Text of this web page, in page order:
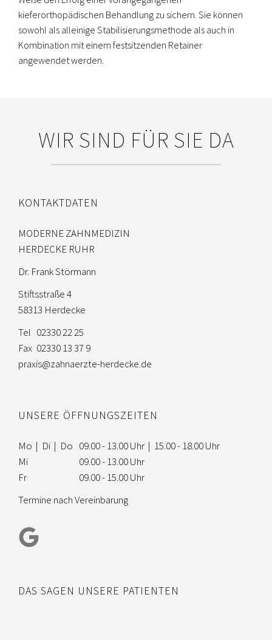
kieferorthopädischen Behandlung zu sichern. Sie können
sowohl als alleinige Stabilisierungsmethode als auch in
Kombination mit einem festsitzenden Retainer
angewendet werden.
WIR SIND FÜR SIE DA
KONTAKTDATEN
MODERNE ZAHNMEDIZIN
HERDECKE RUHR
Dr. Frank Störmann
Stiftsstraße 4
58313 Herdecke
Tel 02330 22 25
Fax 02330 13 37 9
praxis@zahnaerzte-herdecke.de
UNSERE ÖFFNUNGSZEITEN
Mo | Di | Do 09.00 - 13.00 Uhr | 15.00 - 18.00 Uhr
Mi
09.00 - 13.00 Uhr
Fr
09.00 - 15.00 Uhr
Termine nach Vereinbarung
DAS SAGEN UNSERE PATIENTEN